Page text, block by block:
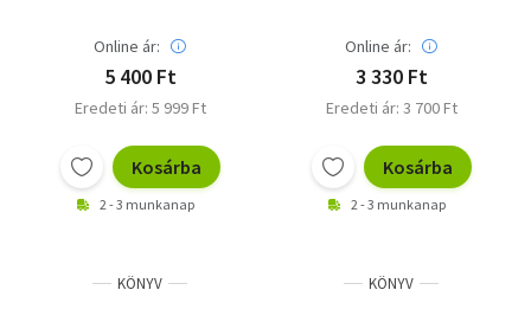
Online ár:
5 400 Ft
Eredeti ár: 5 999 Ft
Kosárba
2 - 3 munkanap
Online ár:
3 330 Ft
Eredeti ár: 3 700 Ft
Kosárba
2 - 3 munkanap
KÖNYV KÖNYV